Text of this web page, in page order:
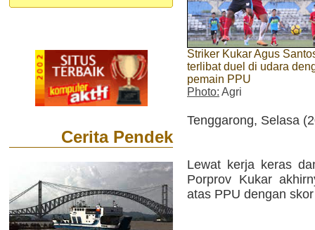
Cerita Pendek
Striker Kukar Agus
terlibat duel di udara
pemain PPU
Photo: Agri
Tenggarong, Selasa
Lewat kerja keras
Porprov Kukar
atas PPU dengan